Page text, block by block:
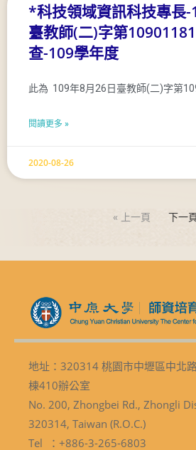
*科技領域資訊科技專長-
臺教師(二)字第
查-109學年度
此為 109年8月26日臺教師(二)字第
閱讀更多 »
2020-08-26
« 上一頁 下一
地址：320314 桃園市中壢區中北
棟410辦公室
No. 200, Zhongbei Rd., Zhongli
320314, Taiwan (R.O.C.)
Tel ：+886-3-265-6803